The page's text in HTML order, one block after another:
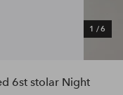
1 /6
6st stolar Night